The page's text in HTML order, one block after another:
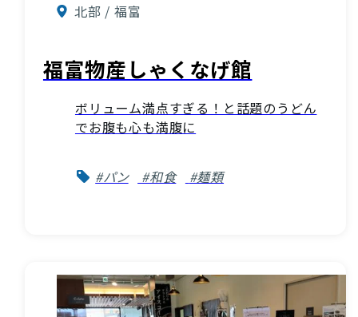
北部 / 福富
福富物産しゃくなげ館
ボリューム満点すぎる！と話題のうどん
でお腹も心も満腹に
#パン #和食 #麺類